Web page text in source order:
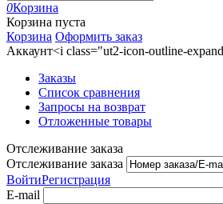
0Корзина
Корзина пуста
Корзина Оформить заказ
Аккаунт<i class="ut2-icon-outline-
Заказы
Список сравнения
Запросы на возврат
Отложенные товары
Отслеживание заказа
Отслеживание заказа
ВойтиРегистрация
E-mail